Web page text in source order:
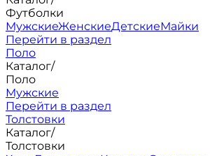
Футболки
МужскиеЖенскиеДетскиеМайки
Перейти в раздел
Поло
Каталог/
Поло
Мужские
Перейти в раздел
Толстовки
Каталог/
Толстовки